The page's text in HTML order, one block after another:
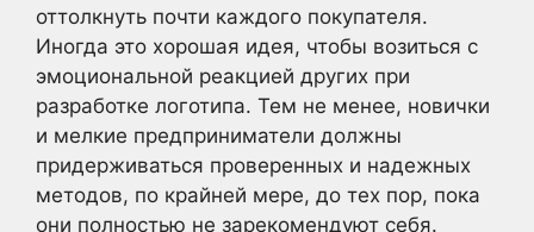
оттолкнуть почти каждого покупателя.
Иногда это хорошая идея, чтобы возиться с
эмоциональной реакцией других при
разработке логотипа. Тем не менее, новички
и мелкие предприниматели должны
придерживаться проверенных и надежных
методов, по крайней мере, до тех пор, пока
они полностью не зарекомендуют себя.